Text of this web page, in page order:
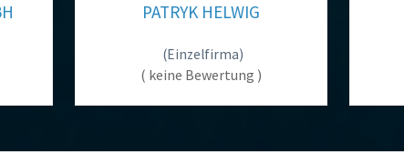
PATRYK HELWIG
(Einzelfirma)
( keine Bewertung )